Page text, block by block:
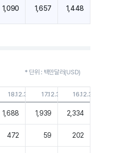
1,090 1,657 1,448
* 단위 : 백만달러(USD)
18.12.31 17.12.31 16.12.31
1,688 1,939 2,334
472 59 202